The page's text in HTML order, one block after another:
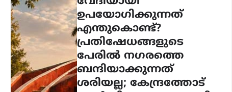
എന്തുകൊണ്ടാണെന്ന് ചോദ്യം ചെയ്ത്
ഡൽഹി ഹൈക്കോടതി.
പ്രതിഷേധങ്ങളുടെ പേരിൽ നഗരത്തെ
ബന്ദിയാക്കുന്നത് ശരിയല്ലെന്നും
നഗരത്തിന്റെ ഹൃദയഭാഗത്ത് ഇത്തരം…
കേരളം,ട്രെൻഡിംഗ്,ലേറ്റസ്റ്റ് ന്യൂസ്
സിജെപിയ്ക്ക് ലഭിച്ച